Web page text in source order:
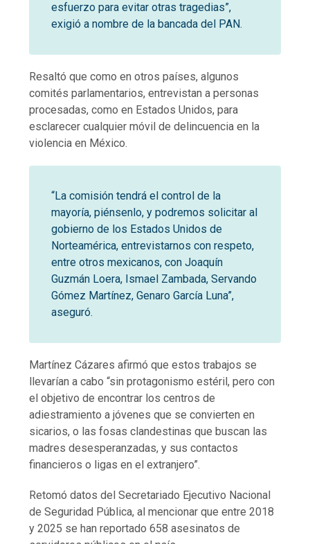
esfuerzo para evitar otras tragedias”,
exigió a nombre de la bancada del PAN.
Resaltó que como en otros países, algunos
comités parlamentarios, entrevistan a personas
procesadas, como en Estados Unidos, para
esclarecer cualquier móvil de delincuencia en la
violencia en México.
“La comisión tendrá el control de la
mayoría, piénsenlo, y podremos solicitar al
gobierno de los Estados Unidos de
Norteamérica, entrevistarnos con respeto,
entre otros mexicanos, con Joaquín
Guzmán Loera, Ismael Zambada, Servando
Gómez Martínez, Genaro García Luna”,
aseguró.
Martínez Cázares afirmó que estos trabajos se
llevarían a cabo “sin protagonismo estéril, pero con
el objetivo de encontrar los centros de
adiestramiento a jóvenes que se convierten en
sicarios, o las fosas clandestinas que buscan las
madres desesperanzadas, y sus contactos
financieros o ligas en el extranjero”.
Retomó datos del Secretariado Ejecutivo Nacional
de Seguridad Pública, al mencionar que entre 2018
y 2025 se han reportado 658 asesinatos de